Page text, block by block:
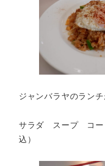
ジャンバラヤのラ
サラダ スープ コー
込）